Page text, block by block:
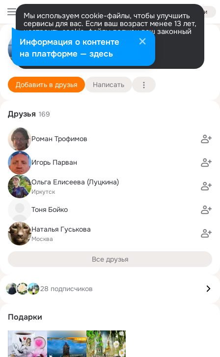
Войти
Мы используем cookie-файлы, чтобы улучшить
сервисы для вас. Если ваш возраст менее 13 лет,
настроить cookie-файлы должен ваш законный
представитель. Больше информации
Разрешить все Настроить
Евгений Сысоев
Иркутск 19 сентября (49 лет)
Подробнее
Добавить в друзья Написать
Друзья 169
Роман Трофимов
Игорь Парван
Ольга Елисеева (Луцкина)
Иркутск
Тоня Бойко
Наталья Гуськова
Москва
Все друзья
28 подписчиков
Подарки
Информация о контенте
на платформе — здесь